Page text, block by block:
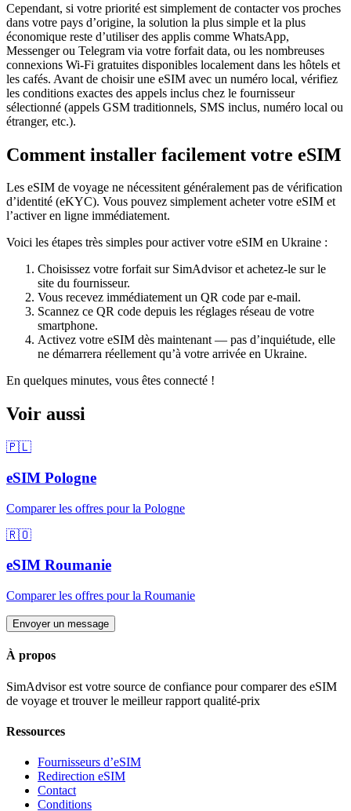
Cependant, si votre priorité est simplement de contacter vos proches
dans votre pays d’origine, la solution la plus simple et la plus
économique reste d’utiliser des applis comme WhatsApp,
Messenger ou Telegram via votre forfait data, ou les nombreuses
connexions Wi‑Fi gratuites disponibles localement dans les hôtels et
les cafés. Avant de choisir une eSIM avec un numéro local, vérifiez
les conditions exactes des appels inclus chez le fournisseur
sélectionné (appels GSM traditionnels, SMS inclus, numéro local ou
étranger, etc.).
Comment installer facilement votre eSIM
Les eSIM de voyage ne nécessitent généralement pas de vérification
d’identité (eKYC). Vous pouvez simplement acheter votre eSIM et
l’activer en ligne immédiatement.
Voici les étapes très simples pour activer votre eSIM en Ukraine :
Choisissez votre forfait sur SimAdvisor et achetez-le sur le
site du fournisseur.
Vous recevez immédiatement un QR code par e-mail.
Scannez ce QR code depuis les réglages réseau de votre
smartphone.
Activez votre eSIM dès maintenant — pas d’inquiétude, elle
ne démarrera réellement qu’à votre arrivée en Ukraine.
En quelques minutes, vous êtes connecté !
Voir aussi
🇵🇱
eSIM Pologne
Comparer les offres pourla Pologne
🇷🇴
eSIM Roumanie
Comparer les offres pourla Roumanie
Envoyer un message
À propos
SimAdvisor est votre source de confiance pour comparer des eSIM
de voyage et trouver le meilleur rapport qualité-prix
Ressources
Fournisseurs d’eSIM
Redirection eSIM
Contact
Conditions